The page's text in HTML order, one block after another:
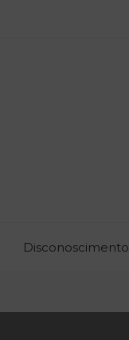
Disconoscimento